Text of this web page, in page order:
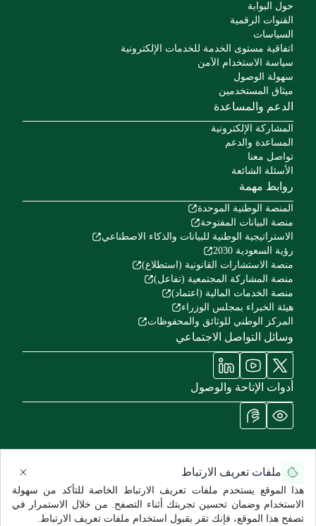
ملفات تعريف الارتباط
هذا الموقع يستخدم ملفات تعريف الارتباط الخاصة للتأكد من سهولة
الاستخدام وضمان تحسين تجربتك أثناء التصفح. من خلال الاستمرار في
تصفح هذا الموقع، فإنك تقر بقبول استخدام ملفات تعريف الارتباط.
حول البوابة
القنوات الرقمية
السياسات
اتفاقية مستوى الخدمة للخدمات الإلكترونية
سياسة الاستخدام الآمن
سهولة الوصول
ميثاق المستخدمين
الدعم والمساعدة
المشاركة الإلكترونية
المساعدة والدعم
تواصل معنا
الأسئلة الشائعة
روابط مهمة
المنصة الوطنية الموحدة
منصة البيانات المفتوحة
الاستراتيجية الوطنية للبيانات والذكاء الاصطناعي
رؤية السعودية 2030
منصة الاستشارات القانونية (استطلاع)
منصة المشاركة المجتمعية (تفاعل)
منصة الخدمات المالية (اعتماد)
هيئة الخبراء بمجلس الوزراء
المركز الوطني للوثائق والمحفوظات
وسائل التواصل الاجتماعي
أدوات الإتاحة والوصول
سياسة الاستخدام وإخلاء المسؤولية
خريطة الموقع
جميع الحقوق محفوظة للشؤون الصحية - وزارة الحرس الوطني ©
2026